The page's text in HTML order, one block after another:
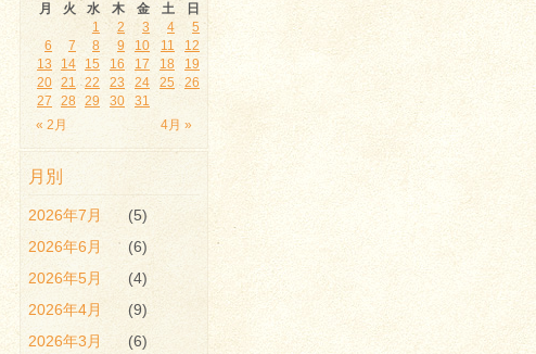
月
火 水 木 金 土 日
« 2月 4月 »
1 2 3 4
5
6
7 8 9 10 11
12
13
14 15 16 17 18
19
20
21 22 23 24 25
26
27
28 29 30 31
月別
2026年7月
(5)
2026年6月
(6)
2026年5月
(4)
2026年4月
(9)
2026年3月
(6)